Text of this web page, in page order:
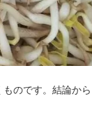
のです。結論から